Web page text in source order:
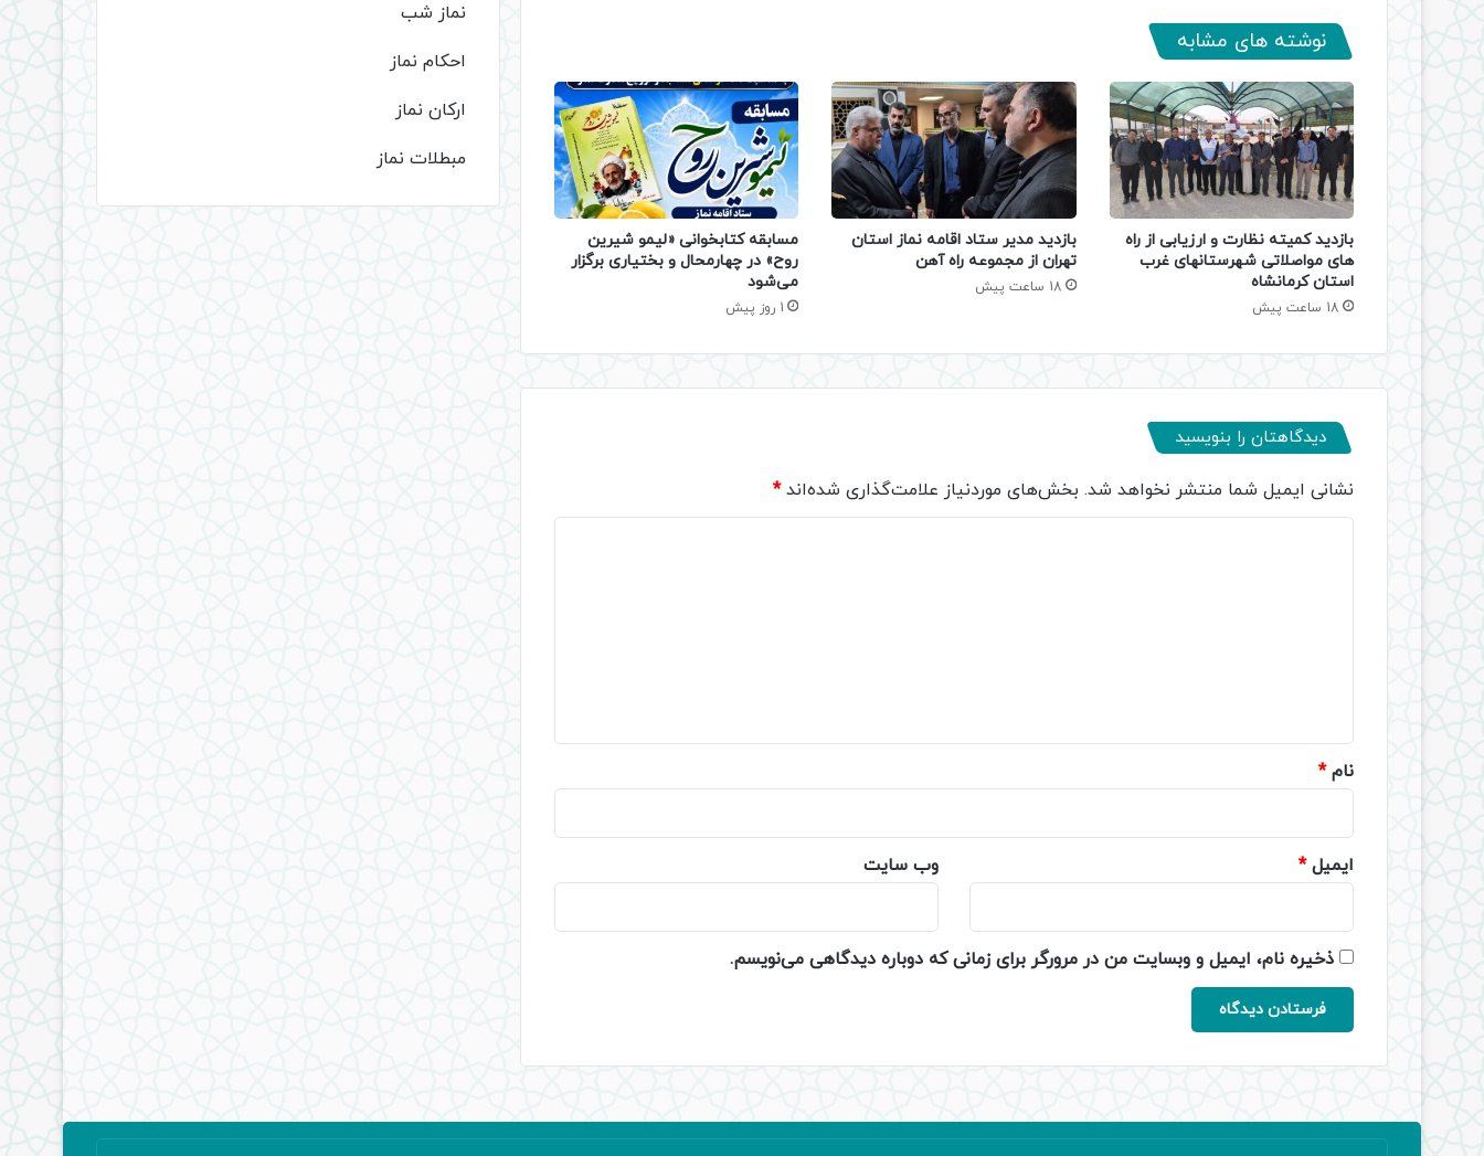
نوشته های مشابه
بازدید کمیته نظارت و ارزیابی از راه
های مواصلاتی شهرستانهای غرب
استان کرمانشاه
18 ساعت پیش
بازدید مدیر ستاد اقامه نماز استان
تهران از مجموعه راه آهن
18 ساعت پیش
مسابقه کتابخوانی «لیمو شیرین
روح» در چهارمحال و بختیاری برگزار
می‌شود
1 روز پیش
دیدگاهتان را بنویسید
نشانی ایمیل شما منتشر نخواهد شد. بخش‌های موردنیاز علامت‌گذاری شده‌اند*
نام*
ایمیل* وب‌ سایت
ذخیره نام، ایمیل و وبسایت من در مرورگر برای زمانی که دوباره دیدگاهی می‌نویسم.
نماز شب
احکام نماز
ارکان نماز
مبطلات نماز